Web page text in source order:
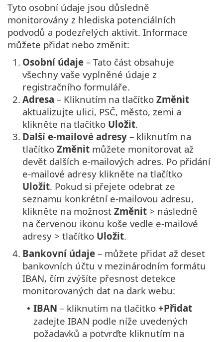
Tyto osobní údaje jsou důsledně
monitorovány z hlediska potenciálních
podvodů a podezřelých aktivit. Informace
můžete přidat nebo změnit:
1. Osobní údaje – Tato část obsahuje
všechny vaše vyplněné údaje z
registračního formuláře.
2. Adresa – Kliknutím na tlačítko Změnit
aktualizujte ulici, PSČ, město, zemi a
klikněte na tlačítko Uložit.
3. Další e-mailové adresy – kliknutím na
tlačítko Změnit můžete monitorovat až
devět dalších e-mailových adres. Po přidání
e-mailové adresy klikněte na tlačítko
Uložit. Pokud si přejete odebrat ze
seznamu konkrétní e-mailovou adresu,
klikněte na možnost Změnit > následně
na červenou ikonu koše vedle e-mailové
adresy > tlačítko Uložit.
4. Bankovní údaje – můžete přidat až deset
bankovních účtu v mezinárodním formátu
IBAN, čím zvýšíte přesnost detekce
monitorovaných dat na dark webu:
• IBAN – kliknutím na tlačítko +Přidat
zadejte IBAN podle níže uvedených
požadavků a potvrďte kliknutím na